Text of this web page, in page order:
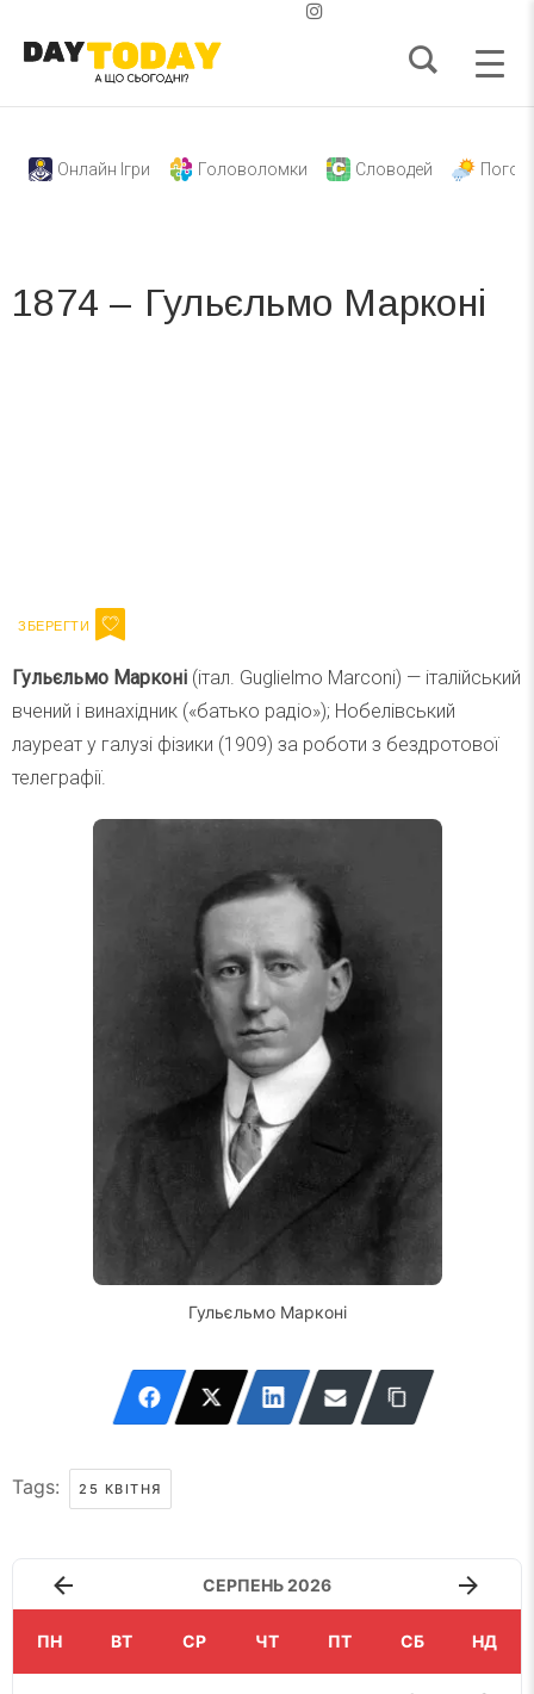
Онлайн Ігри Головоломки Словодей
1874 – Гульєльмо Марконі
Гульєльмо Марконі (італ. Guglielmo Marconi) — італійський
вчений і винахідник («батько радіо»); Нобелівський
лауреат у галузі фізики (1909) за роботи з бездротової
телеграфії.
Гульєльмо Марконі
Tags: 25 КВІТНЯ
СЕРПЕНЬ 2026
ПН ВТ СР ЧТ ПТ СБ НД